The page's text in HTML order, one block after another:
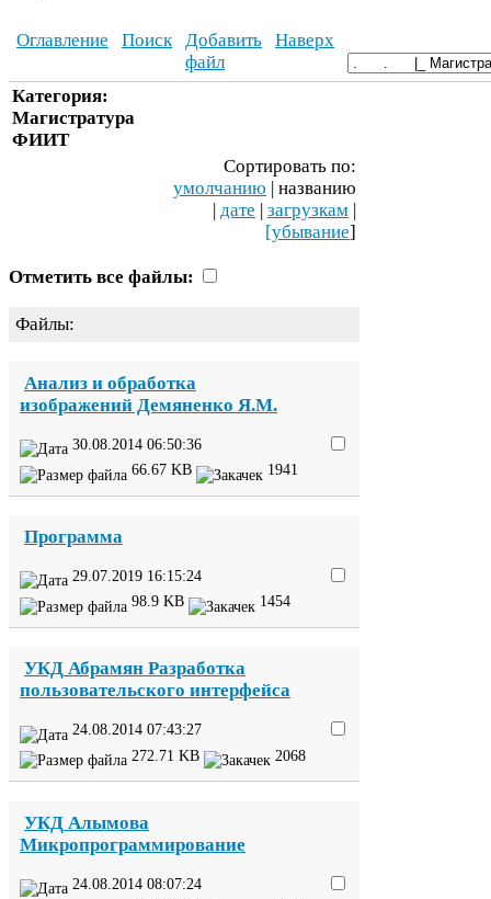
Оглавление Поиск
Добавить
файл
Наверх
Категория:
Магистратура
ФИИТ
Сортировать по:
умолчанию | названию
| дате | загрузкам |
[убывание]
Отметить все файлы:
Файлы:
Анализ и обработка
изображений Демяненко Я.М.
30 08 2014 06:50:36
66 67 KB 1941
Программа
29 07 2019 16:15:24
98.9 KB 1454
УКД Абрамян Разработка
пользовательского интерфейса
24.08.2014 07:43:27
272 71 KB 2068
УКД Алымова
Микропрограммирование
24 08 2014 08:07:24